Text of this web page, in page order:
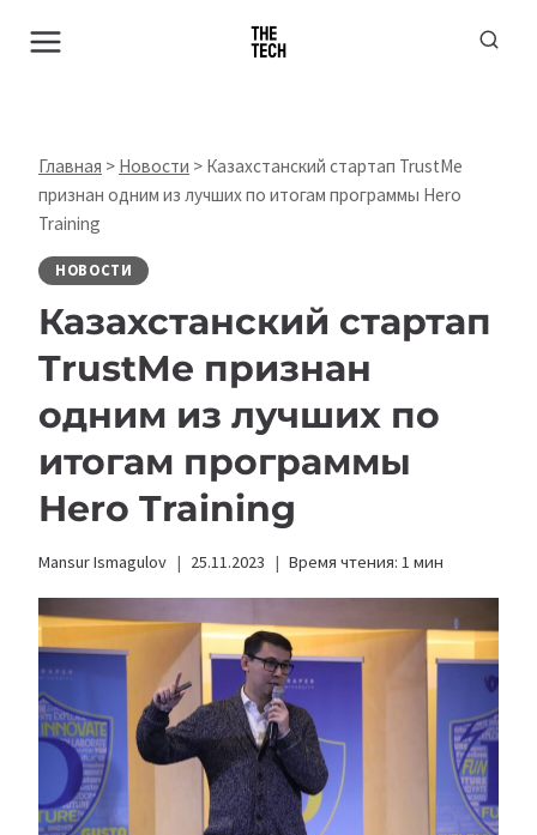
Главная > Новости > Казахстанский стартап TrustMe
признан одним из лучших по итогам программы Hero
Training
НОВОСТИ
Казахстанский стартап
TrustMe признан
одним из лучших по
итогам программы
Hero Training
Mansur Ismagulov 25.11.2023 Время чтения: 1 мин